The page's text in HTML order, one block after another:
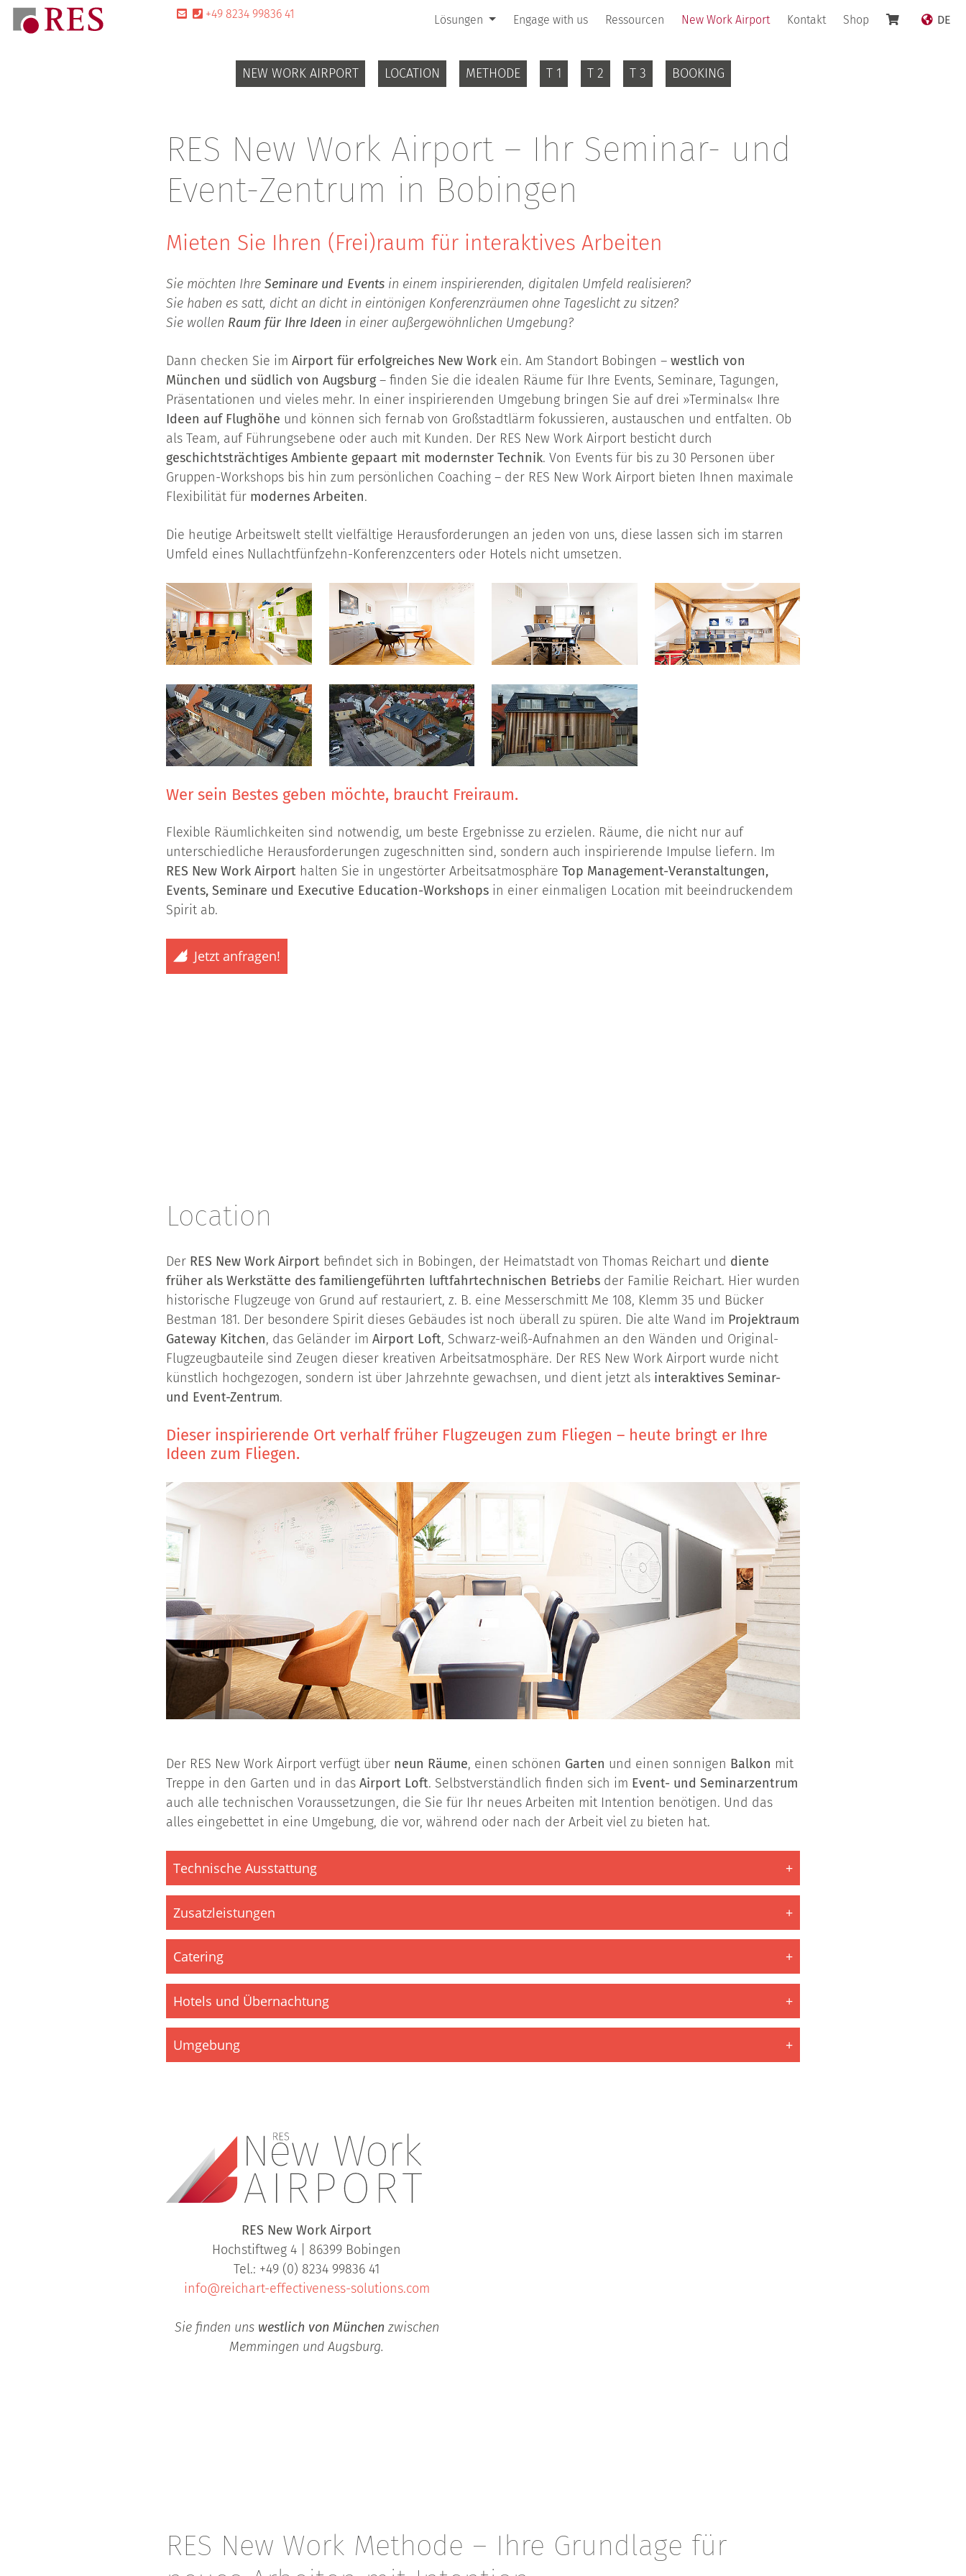
+49 8234 99836 41 Lösungen Engage with us Ressourcen New Work Airport Kontakt Shop DE
NEW WORK AIRPORT LOCATION METHODE T 1 T 2 T 3 BOOKING
RES New Work Airport – Ihr Seminar- und
Event-Zentrum in Bobingen
Mieten Sie Ihren (Frei)raum für interaktives Arbeiten
Sie möchten Ihre Seminare und Events in einem inspirierenden, digitalen Umfeld realisieren?
Sie haben es satt, dicht an dicht in eintönigen Konferenzräumen ohne Tageslicht zu sitzen?
Sie wollen Raum für Ihre Ideen in einer außergewöhnlichen Umgebung?
Dann checken Sie im Airport für erfolgreiches New Work ein. Am Standort Bobingen – westlich von
München und südlich von Augsburg– finden Sie die idealen Räume für Ihre Events, Seminare, Tagungen,
Präsentationen und vieles mehr. In einer inspirierenden Umgebung bringen Sie auf drei »Terminals« Ihre
Ideen auf Flughöhe und können sich fernab von Großstadtlärm fokussieren, austauschen und entfalten. Ob
als Team, auf Führungsebene oder auch mit Kunden. Der RES New Work Airport besticht durch
geschichtsträchtiges Ambiente gepaart mit modernster Technik. Von Events für bis zu 30 Personen über
Gruppen-Workshops bis hin zum persönlichen Coaching – der RES New Work Airport bieten Ihnen maximale
Flexibilität für modernes Arbeiten.
Die heutige Arbeitswelt stellt vielfältige Herausforderungen an jeden von uns, diese lassen sich im starren
Umfeld eines Nullachtfünfzehn-Konferenzcenters oder Hotels nicht umsetzen.
Wer sein Bestes geben möchte, braucht Freiraum.
Flexible Räumlichkeiten sind notwendig, um beste Ergebnisse zu erzielen. Räume, die nicht nur auf
unterschiedliche Herausforderungen zugeschnitten sind, sondern auch inspirierende Impulse liefern. Im
RES New Work Airport halten Sie in ungestörter Arbeitsatmosphäre Top Management-Veranstaltungen,
Events, Seminare und Executive Education-Workshops in einer einmaligen Location mit beeindruckendem
Spirit ab.
Jetzt anfragen!
Location
Der RES New Work Airport befindet sich in Bobingen, der Heimatstadt von Thomas Reichart und diente
früher als Werkstätte des familiengeführten luftfahrtechnischen Betriebs der Familie Reichart. Hier wurden
historische Flugzeuge von Grund auf restauriert, z. B. eine Messerschmitt Me 108, Klemm 35 und Bücker
Bestman 181. Der besondere Spirit dieses Gebäudes ist noch überall zu spüren. Die alte Wand im Projektraum
Gateway Kitchen, das Geländer im Airport Loft, Schwarz-weiß-Aufnahmen an den Wänden und Original-
Flugzeugbauteile sind Zeugen dieser kreativen Arbeitsatmosphäre. Der RES New Work Airport wurde nicht
künstlich hochgezogen, sondern ist über Jahrzehnte gewachsen, und dient jetzt als interaktives Seminar-
und Event-Zentrum.
Dieser inspirierende Ort verhalf früher Flugzeugen zum Fliegen – heute bringt er Ihre
Ideen zum Fliegen.
Der RES New Work Airport verfügt über neun Räume, einen schönen Garten und einen sonnigen Balkon mit
Treppe in den Garten und in das Airport Loft. Selbstverständlich finden sich im Event- und Seminarzentrum
auch alle technischen Voraussetzungen, die Sie für Ihr neues Arbeiten mit Intention benötigen. Und das
alles eingebettet in eine Umgebung, die vor, während oder nach der Arbeit viel zu bieten hat.
Technische Ausstattung
Zusatzleistungen
Catering
Hotels und Übernachtung
Umgebung
RES New Work Airport
Hochstiftweg 4 | 86399 Bobingen
Tel.: +49 (0) 8234 99836 41
info@reichart-effectiveness-solutions.com
Sie finden uns westlich von Münchenzwischen
Memmingen und Augsburg.
RES New Work Methode – Ihre Grundlage für